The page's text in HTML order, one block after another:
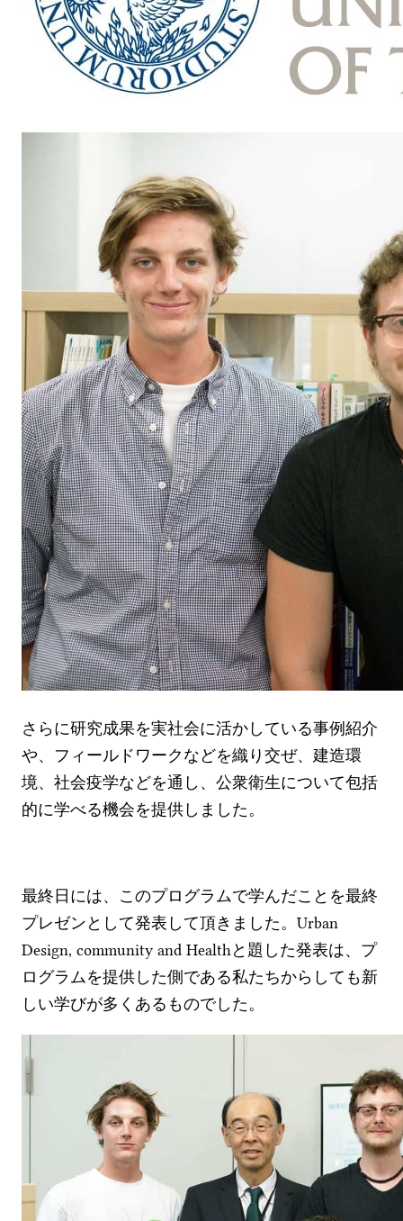
さらに研究成果を実社会に活かしている事例紹介
や、フィールドワークなどを織り交ぜ、建造環
境、社会疫学などを通し、公衆衛生について包括
的に学べる機会を提供しました。
最終日には、このプログラムで学んだことを最終
プレゼンとして発表して頂きました。Urban
Design, community and Healthと題した発表は、プ
ログラムを提供した側である私たちからしても新
しい学びが多くあるものでした。